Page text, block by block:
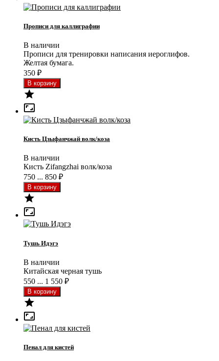
Прописи для каллиграфии
В наличии
Прописи для тренировки написания иероглифов.
Желтая бумага.
350 ₽


Кисть Цзыфанчжай волк/коза
В наличии
Кисть Zifangzhai волк/коза
750 ... 850 ₽


Тушь Идэгэ
В наличии
Китайская черная тушь
550 ... 1 550 ₽


Пенал для кистей